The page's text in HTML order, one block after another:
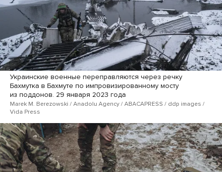
Украинские военные переправляются через речку
Бахмутка в Бахмуте по импровизированному мосту
из поддонов. 29 января 2023 года
Marek M. Berezowski / Anadolu Agency / ABACAPRESS / ddp images /
Vida Press